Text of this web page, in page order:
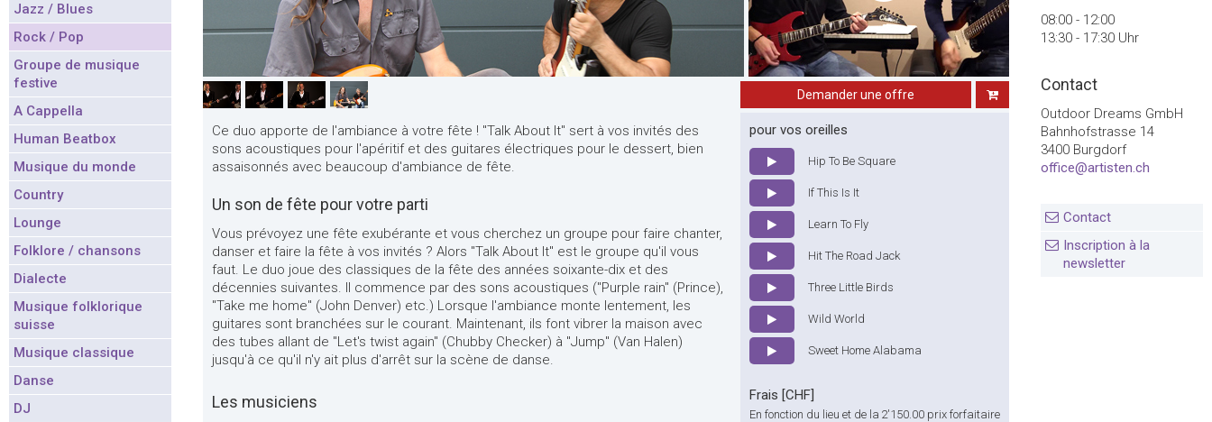
Jazz / Blues
Rock / Pop
Groupe de musique
festive
A Cappella
Human Beatbox
Musique du monde
Country
Lounge
Folklore / chansons
Dialecte
Musique folklorique
suisse
Musique classique
Danse
DJ
Demander une offre
Ce duo apporte de l'ambiance à votre fête ! "Talk About It" sert à vos invités des
sons acoustiques pour l'apéritif et des guitares électriques pour le dessert, bien
assaisonnés avec beaucoup d'ambiance de fête.
Un son de fête pour votre parti
Vous prévoyez une fête exubérante et vous cherchez un groupe pour faire chanter,
danser et faire la fête à vos invités ? Alors "Talk About It" est le groupe qu'il vous
faut. Le duo joue des classiques de la fête des années soixante-dix et des
décennies suivantes. Il commence par des sons acoustiques ("Purple rain" (Prince),
"Take me home" (John Denver) etc.) Lorsque l'ambiance monte lentement, les
guitares sont branchées sur le courant. Maintenant, ils font vibrer la maison avec
des tubes allant de "Let's twist again" (Chubby Checker) à "Jump" (Van Halen)
jusqu'à ce qu'il n'y ait plus d'arrêt sur la scène de danse.
Les musiciens
pour vos oreilles
Hip To Be Square
If This Is It
Learn To Fly
Hit The Road Jack
Three Little Birds
Wild World
Sweet Home Alabama
Frais [CHF]
En fonction du lieu et de la 2'150.00 prix forfaitaire
08:00 - 12:00
13:30 - 17:30 Uhr
Contact
Outdoor Dreams GmbH
Bahnhofstrasse 14
3400 Burgdorf
office@artisten.ch
Contact
Inscription à la
newsletter